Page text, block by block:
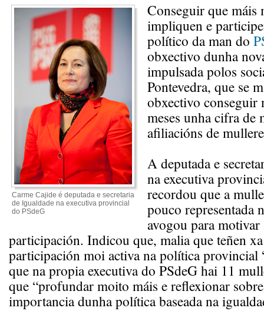
Carme Cajide é deputada e secretaria
de Igualdade na executiva provincial
do PSdeG
Conseguir que máis
impliquen e
político da man do
obxectivo dunha
impulsada polos
Pontevedra, que se
obxectivo conseguir
meses unha cifra de
afiliacións de
A deputada e
na executiva
recordou que a
pouco representada
avogou para motivar
participación. Indicou que, malia que teñen
participación moi activa na política provincial
que na propia executiva do PSdeG hai 11
que “profundar moito máis e reflexionar
importancia dunha política baseada na